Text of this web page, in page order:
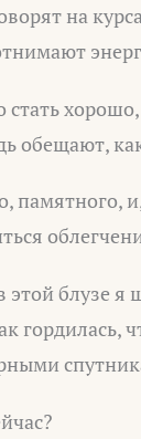
на
обещают,
памятного,
блузе я
гордилась,